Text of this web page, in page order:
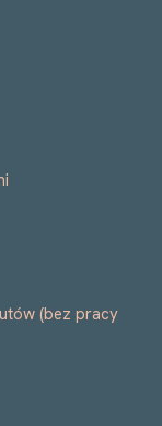
(bez pracy